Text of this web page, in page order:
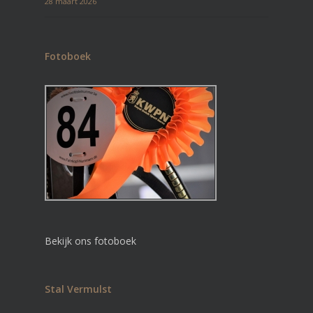
Fotoboek
Bekijk ons fotoboek
Stal Vermulst